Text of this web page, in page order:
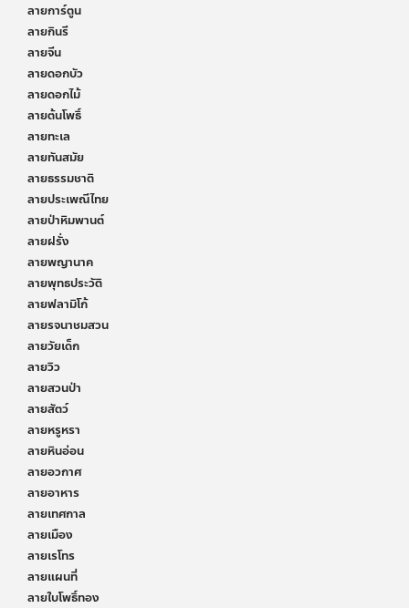
ลายการ์ตูน
ลายกินรี
ลายจีน
ลายดอกบัว
ลายดอกไม้
ลายต้นโพธิ์
ลายทะเล
ลายทันสมัย
ลายธรรมชาติ
ลายประเพณีไทย
ลายป่าหิมพานต์
ลายฝรั่ง
ลายพญานาค
ลายพุทธประวัติ
ลายฟลามิโก้
ลายรจนาชมสวน
ลายวัยเด็ก
ลายวิว
ลายสวนป่า
ลายสัตว์
ลายหรูหรา
ลายหินอ่อน
ลายอวกาศ
ลายอาหาร
ลายเทศกาล
ลายเมือง
ลายเรโทร
ลายแผนที่
ลายใบโพธิ์ทอง